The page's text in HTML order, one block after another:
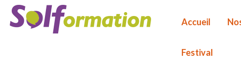
Aller
contenu
Accueil
Festival